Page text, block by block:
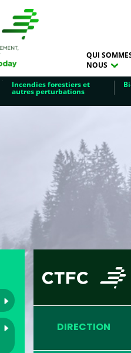
QUI
NOUS
Incendies forestiers et
autres perturbations
DIRECTION